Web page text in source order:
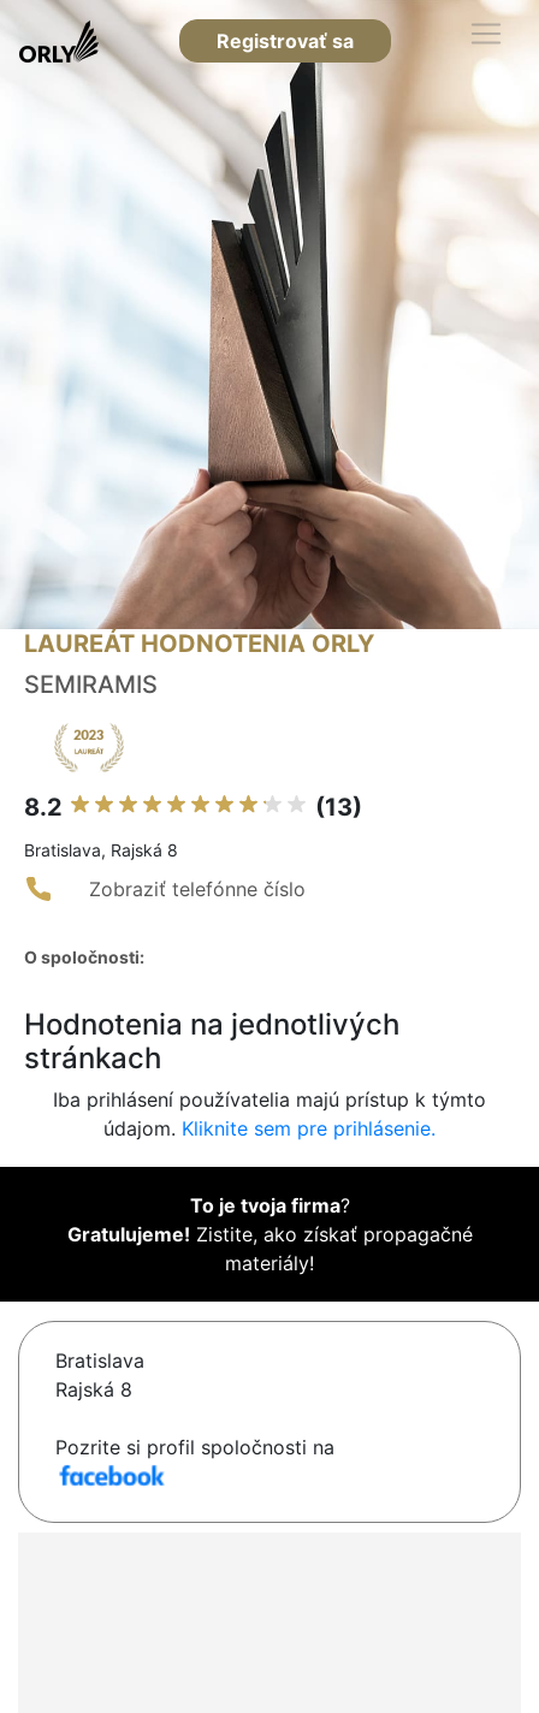
Registrovať sa
LAUREÁT HODNOTENIA ORLY
SEMIRAMIS
8.2 (13)
Bratislava, Rajská 8
Zobraziť telefónne číslo
O spoločnosti:
Hodnotenia na jednotlivých
stránkach
Iba prihlásení používatelia majú prístup k týmto
údajom. Kliknite sem pre prihlásenie.
To je tvoja firma?
Gratulujeme! Zistite, ako získať propagačné
materiály!
Bratislava
Rajská 8
Pozrite si profil spoločnosti na